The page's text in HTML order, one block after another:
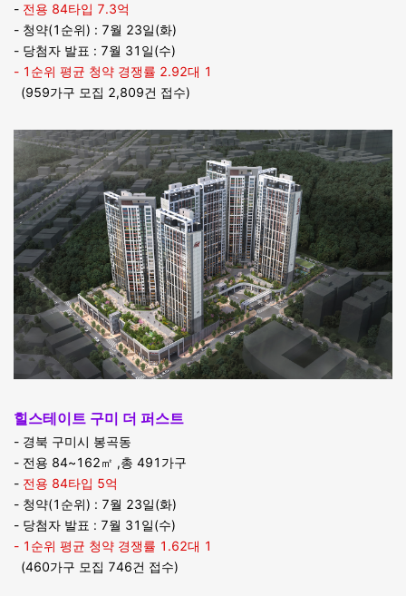
- 전용 84타입 7.3억
- 청약(1순위) : 7월 23일(화)
- 당첨자 발표 : 7월 31일(수)
- 1순위 평균 청약 경쟁률 2.92대 1
(959가구 모집 2,809건 접수)
힐스테이트 구미 더 퍼스트
- 경북 구미시 봉곡동
- 전용 84~162㎡ ,총 491가구
- 전용 84타입 5억
- 청약(1순위) : 7월 23일(화)
- 당첨자 발표 : 7월 31일(수)
- 1순위 평균 청약 경쟁률 1.62대 1
(460가구 모집 746건 접수)